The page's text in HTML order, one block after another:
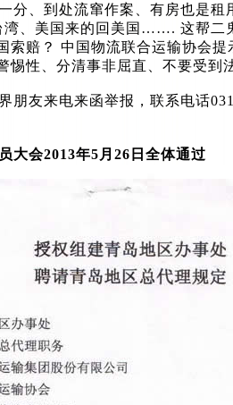
分、到处流窜作案、有房也是
、美国来的回美国……. 这帮二
索赔？ 中国物流联合运输协会
惕性、分清事非屈直、不要受到
友来电来函举报，联系电话
大会2013年5月26日全体通过